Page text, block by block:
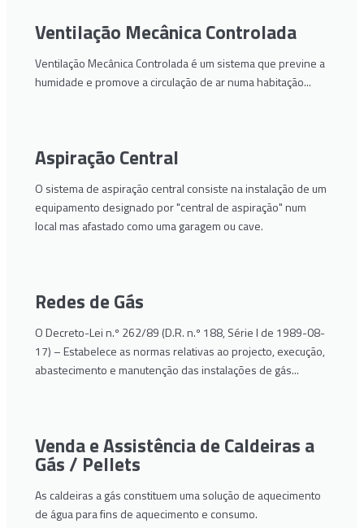
Ventilação Mecânica Controlada
Ventilação Mecânica Controlada é um sistema que previne a
humidade e promove a circulação de ar numa habitação...
Aspiração Central
O sistema de aspiração central consiste na instalação de um
equipamento designado por "central de aspiração" num
local mas afastado como uma garagem ou cave.
Redes de Gás
O Decreto-Lei n.º 262/89 (D.R. n.º 188, Série I de 1989-08-
17) – Estabelece as normas relativas ao projecto, execução,
abastecimento e manutenção das instalações de gás...
Venda e Assistência de Caldeiras a
Gás / Pellets
As caldeiras a gás constituem uma solução de aquecimento
de água para fins de aquecimento e consumo.